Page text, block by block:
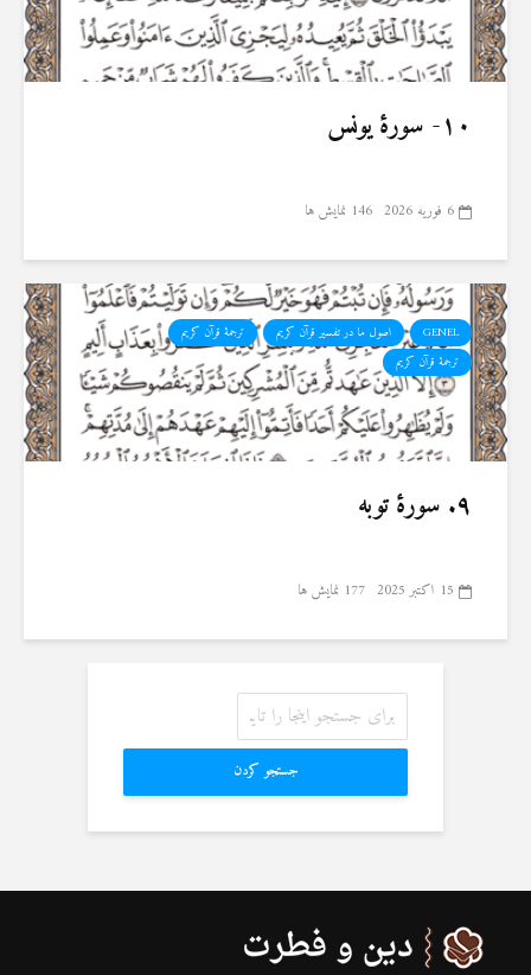
۱۰- سورهٔ یونس
6 فوریه 2026 146 نمایش ها
GENEL اصول ما در تفسیر قرآن کریم
ترجمهٔ قرآن کریم
ترجمۀ قرآن کریم
۹. سورهٔ توبه
15 اکتبر 2025 177 نمایش ها
جستجو کردن